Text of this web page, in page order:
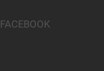
FACEBOOK